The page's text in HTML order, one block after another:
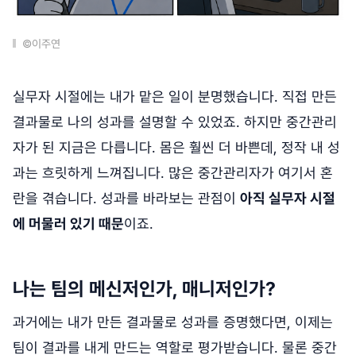
©이주연
실무자 시절에는 내가 맡은 일이 분명했습니다. 직접 만든
결과물로 나의 성과를 설명할 수 있었죠. 하지만 중간관리
자가 된 지금은 다릅니다. 몸은 훨씬 더 바쁜데, 정작 내 성
과는 흐릿하게 느껴집니다. 많은 중간관리자가 여기서 혼
란을 겪습니다. 성과를 바라보는 관점이 아직 실무자 시절
에 머물러 있기 때문이죠.
나는 팀의 메신저인가, 매니저인가?
과거에는 내가 만든 결과물로 성과를 증명했다면, 이제는
팀이 결과를 내게 만드는 역할로 평가받습니다. 물론 중간